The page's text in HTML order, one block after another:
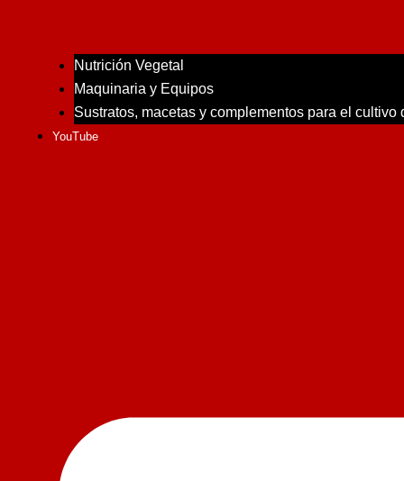
Nutrición Vegetal
Maquinaria y Equipos
Sustratos, macetas y complementos para el cultivo
YouTube